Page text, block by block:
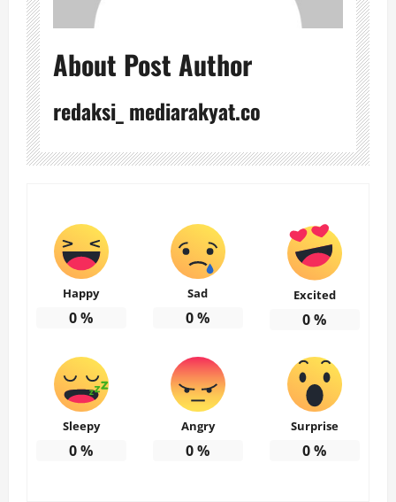
About Post Author
redaksi_ mediarakyat.co
Happy
0%
Sad
0%
Excited
0%
Sleepy
0%
Angry
0%
Surprise
0%